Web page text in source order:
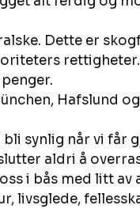
Dette er
Hafslund
synlig når vi får
aldri å
i bås med litt av
livsglede,